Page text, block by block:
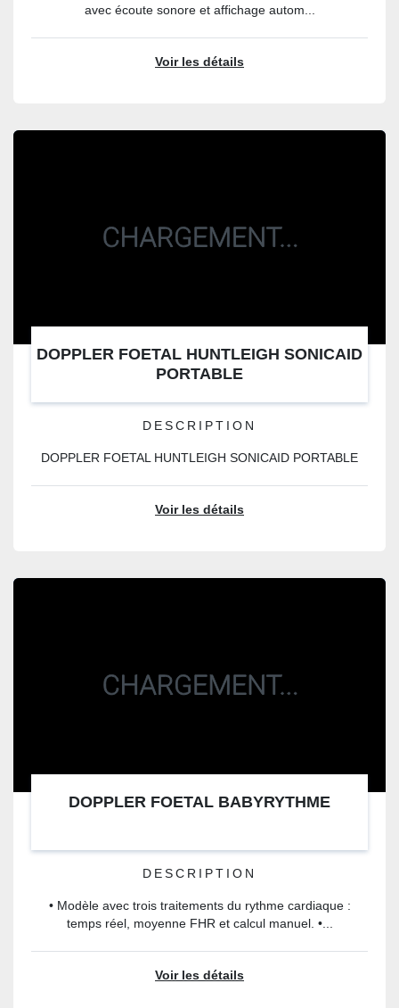
avec écoute sonore et affichage autom...
Voir les détails
DOPPLER FOETAL HUNTLEIGH SONICAID
PORTABLE
DESCRIPTION
DOPPLER FOETAL HUNTLEIGH SONICAID PORTABLE
Voir les détails
DOPPLER FOETAL BABYRYTHME
DESCRIPTION
• Modèle avec trois traitements du rythme cardiaque :
temps réel, moyenne FHR et calcul manuel. •...
Voir les détails